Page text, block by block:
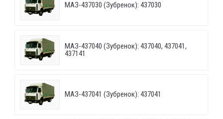
МАЗ-437030 (Зубренок): 437030
МАЗ-437040 (Зубренок): 437040, 437041,
437141
МАЗ-437041 (Зубренок): 437041